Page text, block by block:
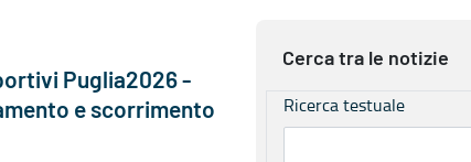
Puglia2026 -
e scorrimento
Cerca tra le notizie
Ricerca testuale